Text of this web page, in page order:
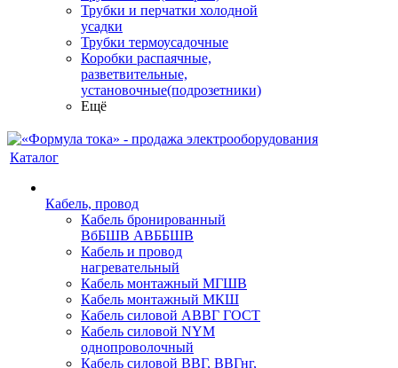
Трубки и перчатки холодной
усадки
Трубки термоусадочные
Коробки распаячные,
разветвительные,
установочные(подрозетники)
Ещё
Каталог
Кабель, провод
Кабель бронированный
ВбБШВ АВББШВ
Кабель и провод
нагревательный
Кабель монтажный МГШВ
Кабель монтажный МКШ
Кабель силовой АВВГ ГОСТ
Кабель силовой NYM
однопроволочный
Кабель силовой ВВГ, ВВГнг,